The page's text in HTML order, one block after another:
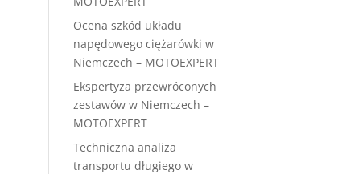
Ocena szkód układu
napędowego ciężarówki w
Niemczech – MOTOEXPERT
Ekspertyza przewróconych
zestawów w Niemczech –
MOTOEXPERT
Techniczna analiza
transportu długiego w